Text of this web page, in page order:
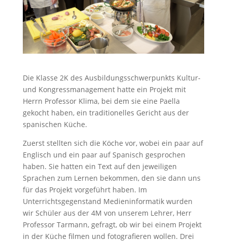
Die Klasse 2K des Ausbildungsschwerpunkts Kultur-
und Kongressmanagement hatte ein Projekt mit
Herrn Professor Klima, bei dem sie eine Paella
gekocht haben, ein traditionelles Gericht aus der
spanischen Küche.
Zuerst stellten sich die Köche vor, wobei ein paar auf
Englisch und ein paar auf Spanisch gesprochen
haben. Sie hatten ein Text auf den jeweiligen
Sprachen zum Lernen bekommen, den sie dann uns
für das Projekt vorgeführt haben. Im
Unterrichtsgegenstand Medieninformatik wurden
wir Schüler aus der 4M von unserem Lehrer, Herr
Professor Tarmann, gefragt, ob wir bei einem Projekt
in der Küche filmen und fotografieren wollen. Drei